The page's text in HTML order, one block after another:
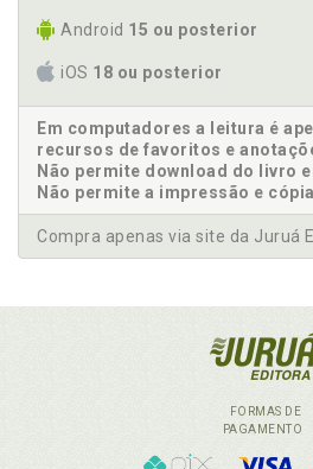
Android 15 ou posterior
iOS 18 ou posterior
Em computadores a leitura é
recursos de favoritos e
Não permite download do livro
Não permite a impressão e
Compra apenas via site da Juruá
FORMAS DE
PAGAMENTO